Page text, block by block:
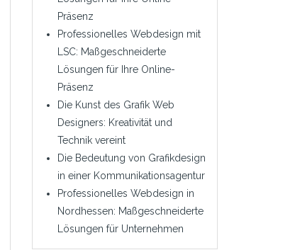
Präsenz
Professionelles Webdesign mit
LSC: Maßgeschneiderte
Lösungen für Ihre Online-
Präsenz
Die Kunst des Grafik Web
Designers: Kreativität und
Technik vereint
Die Bedeutung von Grafikdesign
in einer Kommunikationsagentur
Professionelles Webdesign in
Nordhessen: Maßgeschneiderte
Lösungen für Unternehmen